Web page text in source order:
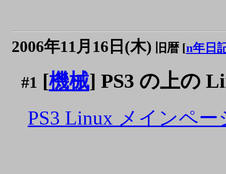
2006年11月16日(木) 旧暦 [n年日
#1 [機械] PS3 の上の
PS3 Linux メインペー